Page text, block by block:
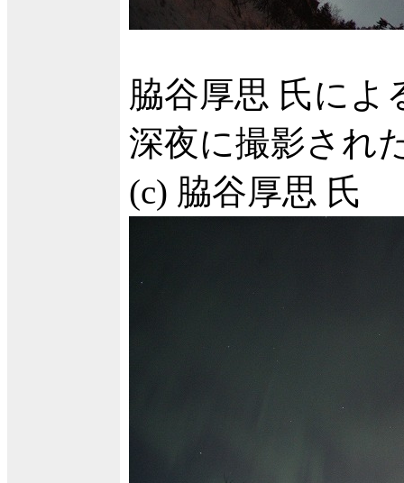
脇谷厚思 氏によ
深夜に撮影され
(c) 脇谷厚思 氏